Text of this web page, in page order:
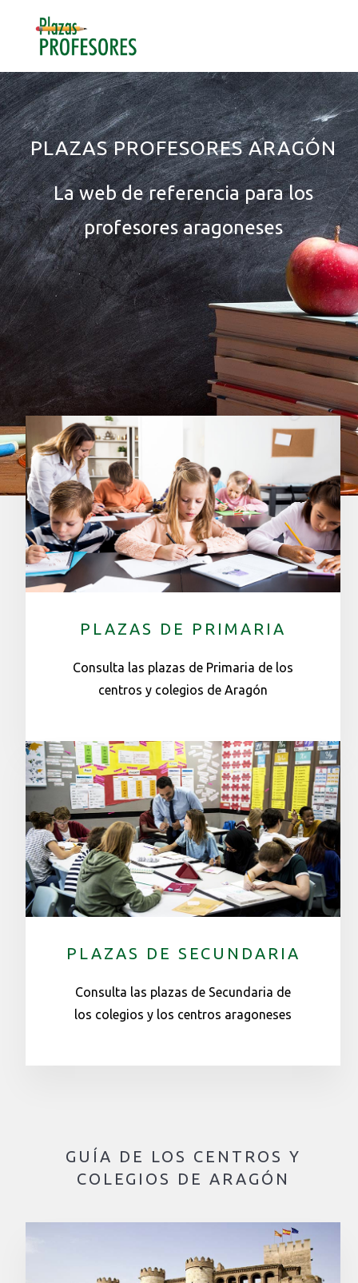
navegación
principal
contenido
MAIN
CONTENT
PLAZAS PROFESORES ARAGÓN
La web de referencia para los
profesores aragoneses
PLAZAS DE PRIMARIA
Consulta las plazas de Primaria de los
centros y colegios de Aragón
PLAZAS DE SECUNDARIA
Consulta las plazas de Secundaria de
los colegios y los centros aragoneses
GUÍA DE LOS CENTROS Y
COLEGIOS DE ARAGÓN